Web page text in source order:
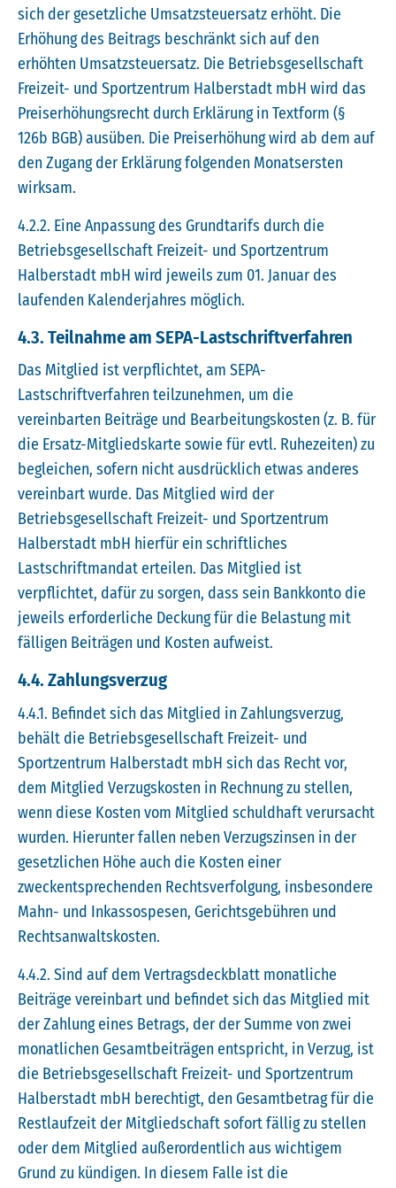
sich der gesetzliche Umsatzsteuersatz erhöht. Die
Erhöhung des Beitrags beschränkt sich auf den
erhöhten Umsatzsteuersatz. Die Betriebsgesellschaft
Freizeit- und Sportzentrum Halberstadt mbH wird das
Preiserhöhungsrecht durch Erklärung in Textform (§
126b BGB) ausüben. Die Preiserhöhung wird ab dem auf
den Zugang der Erklärung folgenden Monatsersten
wirksam.
4.2.2. Eine Anpassung des Grundtarifs durch die
Betriebsgesellschaft Freizeit- und Sportzentrum
Halberstadt mbH wird jeweils zum 01. Januar des
laufenden Kalenderjahres möglich.
4.3. Teilnahme am SEPA-Lastschriftverfahren
Das Mitglied ist verpflichtet, am SEPA-
Lastschriftverfahren teilzunehmen, um die
vereinbarten Beiträge und Bearbeitungskosten (z. B. für
die Ersatz-Mitgliedskarte sowie für evtl. Ruhezeiten) zu
begleichen, sofern nicht ausdrücklich etwas anderes
vereinbart wurde. Das Mitglied wird der
Betriebsgesellschaft Freizeit- und Sportzentrum
Halberstadt mbH hierfür ein schriftliches
Lastschriftmandat erteilen. Das Mitglied ist
verpflichtet, dafür zu sorgen, dass sein Bankkonto die
jeweils erforderliche Deckung für die Belastung mit
fälligen Beiträgen und Kosten aufweist.
4.4. Zahlungsverzug
4.4.1. Befindet sich das Mitglied in Zahlungsverzug,
behält die Betriebsgesellschaft Freizeit- und
Sportzentrum Halberstadt mbH sich das Recht vor,
dem Mitglied Verzugskosten in Rechnung zu stellen,
wenn diese Kosten vom Mitglied schuldhaft verursacht
wurden. Hierunter fallen neben Verzugszinsen in der
gesetzlichen Höhe auch die Kosten einer
zweckentsprechenden Rechtsverfolgung, insbesondere
Mahn- und Inkassospesen, Gerichtsgebühren und
Rechtsanwaltskosten.
4.4.2. Sind auf dem Vertragsdeckblatt monatliche
Beiträge vereinbart und befindet sich das Mitglied mit
der Zahlung eines Betrags, der der Summe von zwei
monatlichen Gesamtbeiträgen entspricht, in Verzug, ist
die Betriebsgesellschaft Freizeit- und Sportzentrum
Halberstadt mbH berechtigt, den Gesamtbetrag für die
Restlaufzeit der Mitgliedschaft sofort fällig zu stellen
oder dem Mitglied außerordentlich aus wichtigem
Grund zu kündigen. In diesem Falle ist die